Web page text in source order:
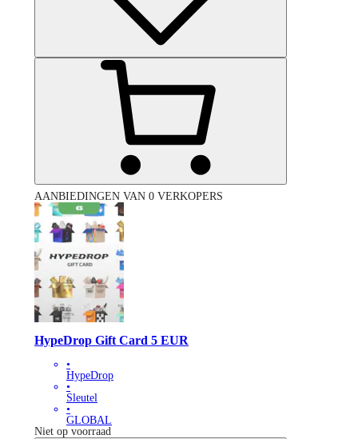
AANBIEDINGEN VAN 0 VERKOPERS
HypeDrop Gift Card 5 EUR
•
HypeDrop
•
Sleutel
•
GLOBAL
Niet op voorraad